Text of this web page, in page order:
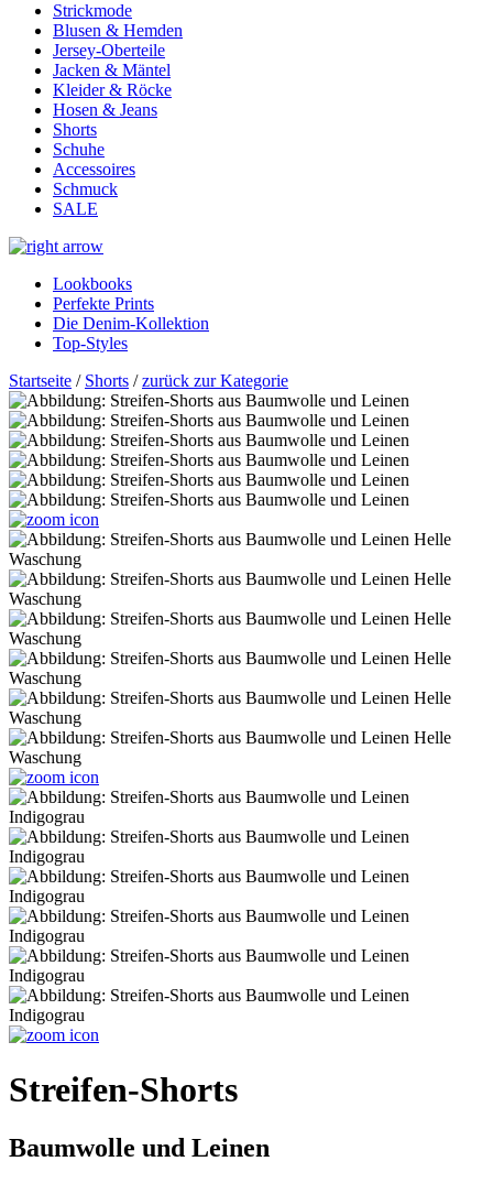
Strickmode
Blusen & Hemden
Jersey-Oberteile
Jacken & Mäntel
Kleider & Röcke
Hosen & Jeans
Shorts
Schuhe
Accessoires
Schmuck
SALE
Lookbooks
Perfekte Prints
Die Denim-Kollektion
Top-Styles
Startseite / Shorts /zurück zur Kategorie
Streifen-Shorts
Baumwolle und Leinen